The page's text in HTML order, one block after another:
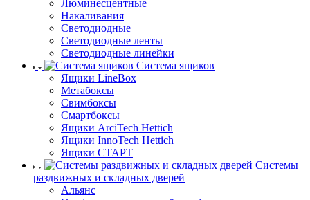
Люминесцентные
Накаливания
Светодиодные
Светодиодные ленты
Светодиодные линейки
Система ящиков
Ящики LineBox
Метабоксы
Свимбоксы
Смартбоксы
Ящики ArciTech Hettich
Ящики InnoTech Hettich
Ящики СТАРТ
Системы
раздвижных и складных дверей
Альянс